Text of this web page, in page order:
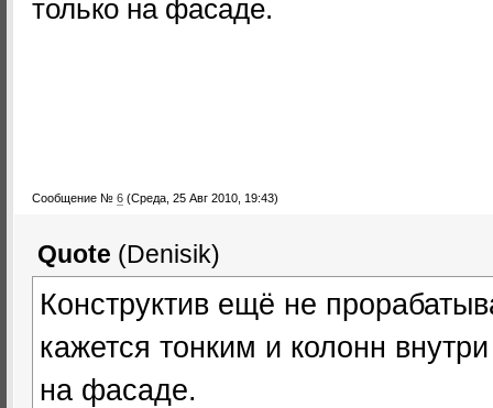
только на фасаде.
Сообщение № 6 (Среда, 25 Авг 2010, 19:43)
Quote (Denisik)
Конструктив ещё не
кажется тонким и колонн
на фасаде.